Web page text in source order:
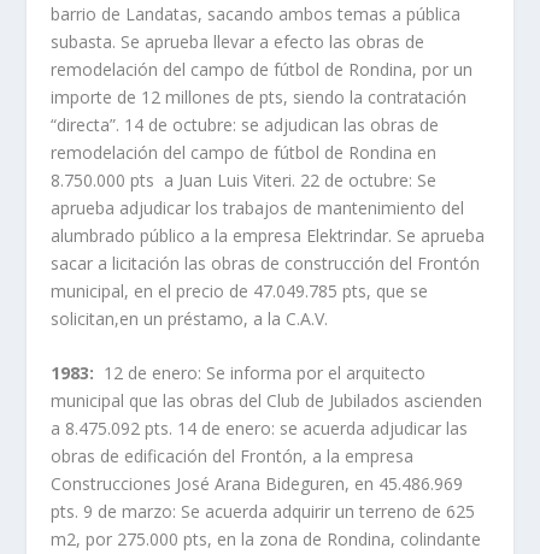
barrio de Landatas, sacando ambos temas a pública
subasta. Se aprueba llevar a efecto las obras de
remodelación del campo de fútbol de Rondina, por un
importe de 12 millones de pts, siendo la contratación
“directa”. 14 de octubre: se adjudican las obras de
remodelación del campo de fútbol de Rondina en
8.750.000 pts a Juan Luis Viteri. 22 de octubre: Se
aprueba adjudicar los trabajos de mantenimiento del
alumbrado público a la empresa Elektrindar. Se aprueba
sacar a licitación las obras de construcción del Frontón
municipal, en el precio de 47.049.785 pts, que se
solicitan,en un préstamo, a la C.A.V.
1983: 12 de enero: Se informa por el arquitecto
municipal que las obras del Club de Jubilados ascienden
a 8.475.092 pts. 14 de enero: se acuerda adjudicar las
obras de edificación del Frontón, a la empresa
Construcciones José Arana Bideguren, en 45.486.969
pts. 9 de marzo: Se acuerda adquirir un terreno de 625
m2, por 275.000 pts, en la zona de Rondina, colindante